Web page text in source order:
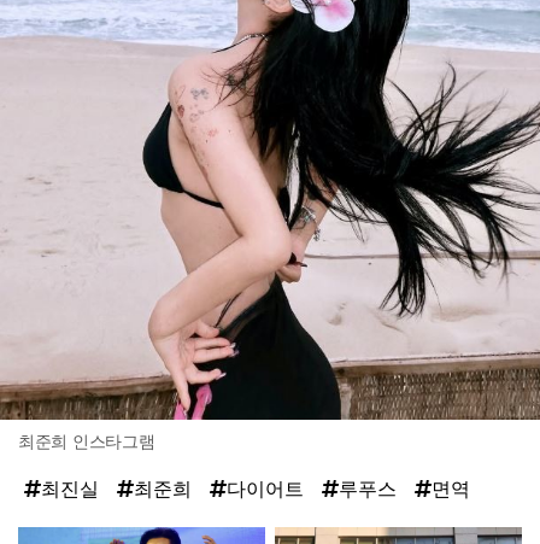
최준희 인스타그램
최진실 최준희 다이어트 루푸스 면역